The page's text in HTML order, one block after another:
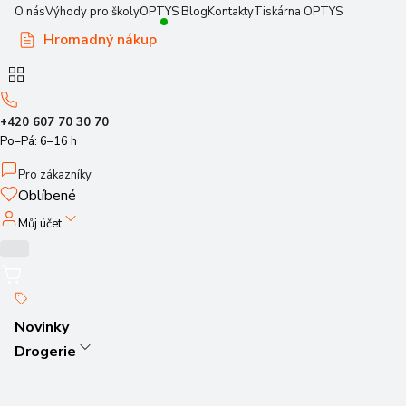
O násVýhody pro školyOPTYS BlogKontaktyTiskárna OPTYS
Hromadný nákup
+420 607 70 30 70
Po–Pá: 6–16 h
Pro zákazníky
Oblíbené
Můj účet
Novinky
Drogerie